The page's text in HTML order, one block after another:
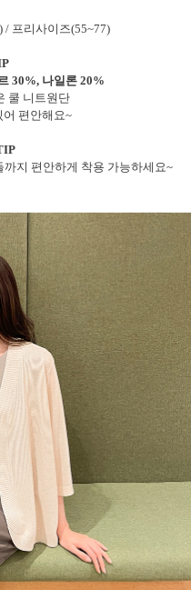
/ 프리사이즈(55~77)
30%, 나일론 20%
쿨 니트원단
어 편안해요~
지 편안하게 착용 가능하세요~